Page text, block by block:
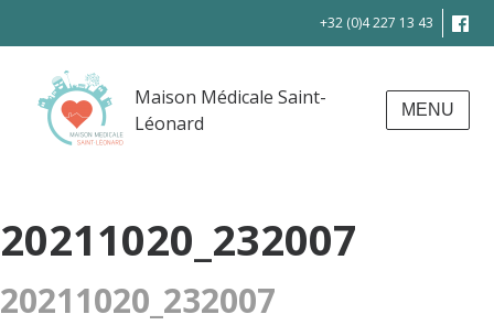
Maison Médicale Saint-
Léonard
+32 (0)4 227 13 43
MENU
20211020_232007
20211020_232007